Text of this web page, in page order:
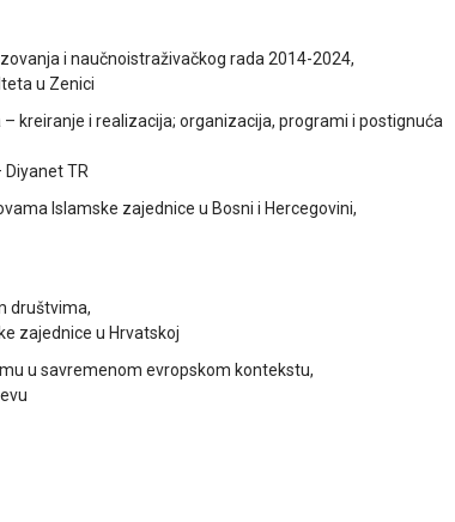
i naučnoistraživačkog rada 2014-2024,
u Zenici
kreiranje i realizacija; organizacija, programi i postignuća
Diyanet TR
Islamske zajednice u Bosni i Hercegovini,
društvima,
zajednice u Hrvatskoj
u savremenom evropskom kontekstu,